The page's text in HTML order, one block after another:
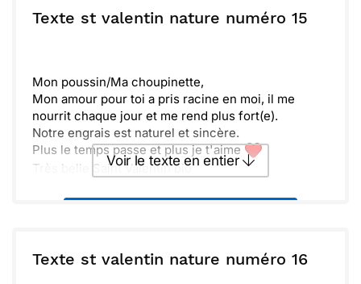
Texte st valentin nature numéro 15
Mon poussin/Ma choupinette,
Mon amour pour toi a pris racine en moi, il me
nourrit chaque jour et me rend plus fort(e).
Notre engrais est naturel et sincère.
Plus le temps passe et plus je t'aime
Très belle Saint Valentin bio
Voir le texte en entier
ou : Copier Recevoir par mail
Texte st valentin nature numéro 16